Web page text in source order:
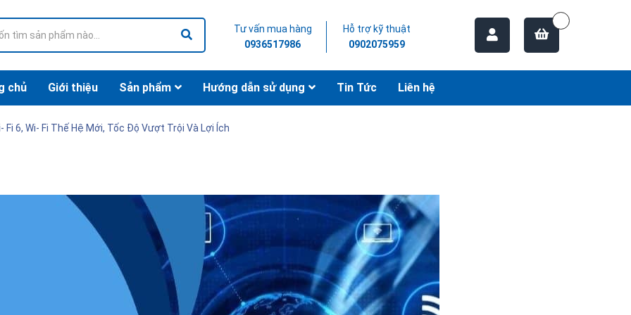
Tư vấn mua hàng
0936517986
Hỗ trợ kỹ thuật
0902075959
chủ Giới thiệu Sản phẩm Hướng dẫn sử dụng Tin Tức Liên hệ
Fi 6, Wi- Fi Thế Hệ Mới, Tốc Độ Vượt Trội Và Lợi Ích